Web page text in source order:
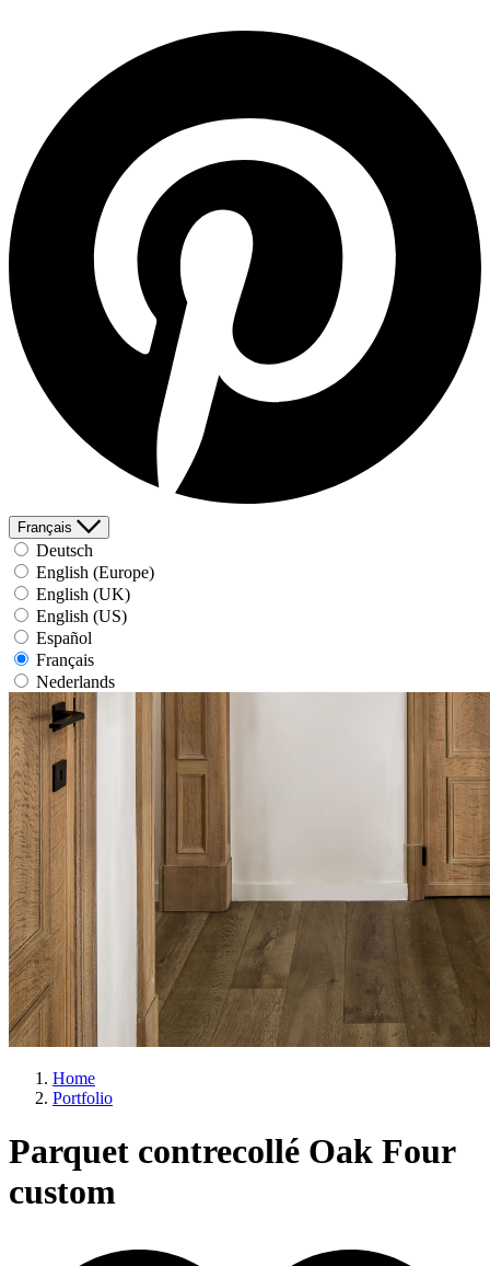
Français
Deutsch
English (Europe)
English (UK)
English (US)
Español
Français
Nederlands
Home
Portfolio
Parquet contrecollé Oak Four
custom